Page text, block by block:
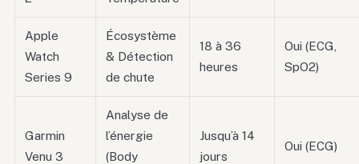
Apple
Watch
Series 9
Écosystème
& Détection
de chute
18 à 36
heures
Oui (ECG,
SpO2)
Garmin
Venu 3
Analyse de
l’énergie
(Body
Jusqu’à 14
jours
Oui (ECG)